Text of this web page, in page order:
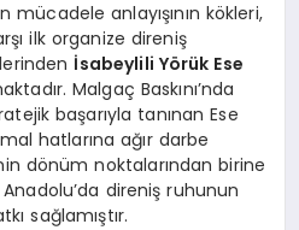
mücadele anlayışının kökleri,
ilk organize direniş
İsabeylili Yörük Ese
Malgaç Baskını’nda
başarıyla tanınan Ese
hatlarına ağır darbe
dönüm noktalarından birine
Anadolu’da direniş ruhunun
sağlamıştır.